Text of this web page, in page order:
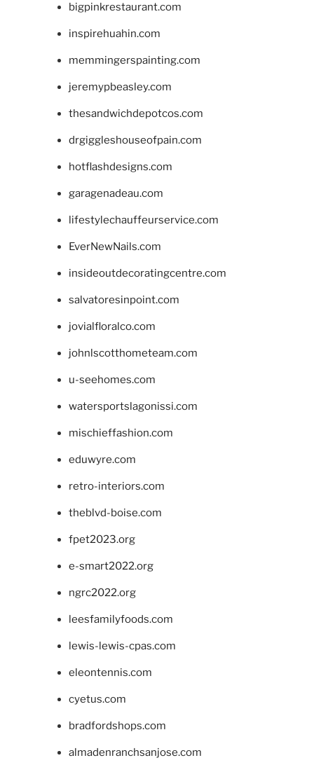
bigpinkrestaurant.com
inspirehuahin.com
memmingerspainting.com
jeremypbeasley.com
thesandwichdepotcos.com
drgiggleshouseofpain.com
hotflashdesigns.com
garagenadeau.com
lifestylechauffeurservice.com
EverNewNails.com
insideoutdecoratingcentre.com
salvatoresinpoint.com
jovialfloralco.com
johnlscotthometeam.com
u-seehomes.com
watersportslagonissi.com
mischieffashion.com
eduwyre.com
retro-interiors.com
theblvd-boise.com
fpet2023.org
e-smart2022.org
ngrc2022.org
leesfamilyfoods.com
lewis-lewis-cpas.com
eleontennis.com
cyetus.com
bradfordshops.com
almadenranchsanjose.com